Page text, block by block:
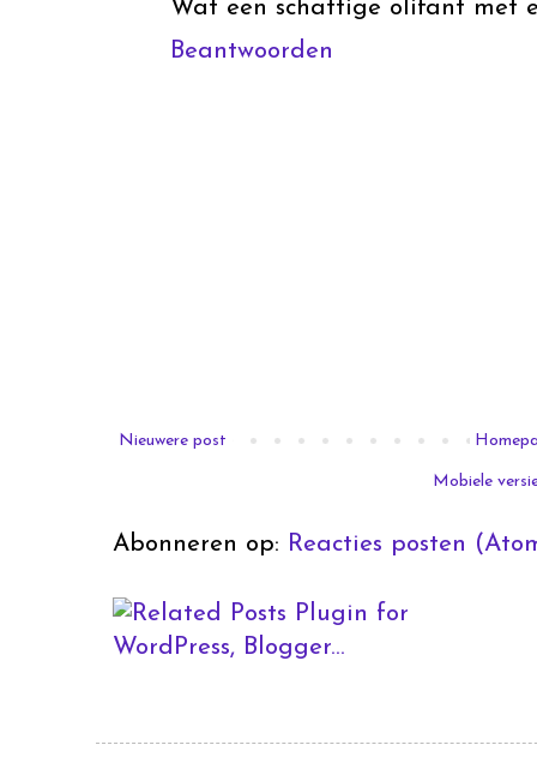
Wat een schattige olifant met
Beantwoorden
Nieuwere post
Mobiele
Abonneren op: Reacties posten